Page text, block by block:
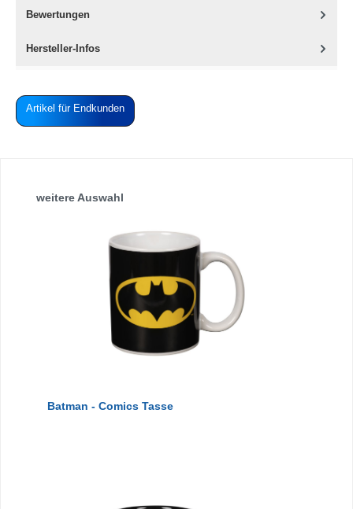
Bewertungen
Hersteller-Infos
Artikel für Endkunden
Produktgalerie überspringen
weitere Auswahl
Batman - Comics Tasse